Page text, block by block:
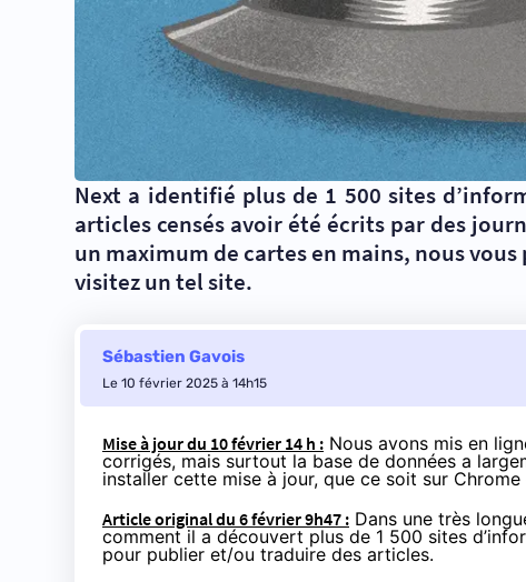
Next a identifié plus de 1 500 sites
articles censés avoir été écrits par des
un maximum de cartes en mains, nous
visitez un tel site.
Sébastien Gavois
Le 10 février 2025 à 14h15
Mise à jour du 10 février 14 h : Nous avons mis en
corrigés, mais surtout la base de données a
installer cette mise à jour, que ce soit sur Chrome
Article original du 6 février 9h47 : Dans une très
comment il a découvert plus de 1 500 sites
pour publier et/ou traduire des articles.